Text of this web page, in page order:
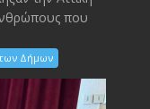
που
Δήμων